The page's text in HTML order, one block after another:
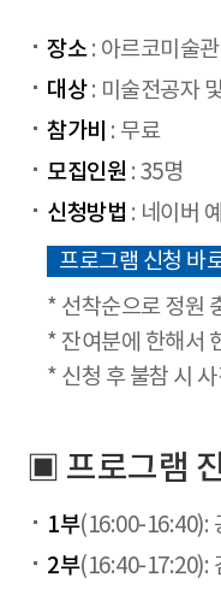
장소: 아르코미술관
대상: 미술전공자
참가비 : 무료
모집인원 : 35명
신청방법 : 네이버
프로그램 신청 바
* 선착순으로 정원
* 잔여분에 한해서
* 신청 후 불참 시
▣ 프로그램
1부(16:00-16:40):
2부(16:40-17:20):